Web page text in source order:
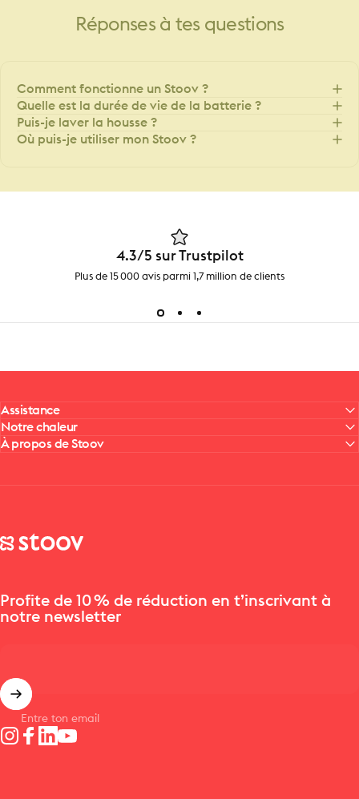
Réponses à tes questions
Comment fonctionne un Stoov ?
Quelle est la durée de vie de la batterie ?
Puis-je laver la housse ?
Où puis-je utiliser mon Stoov ?
4.3/5 sur Trustpilot
Plus de 15 000 avis parmi 1,7 million de clients
Assistance
Notre chaleur
À propos de Stoov
Stoov® | Cordless Heated Cushions & Blankets
Profite de 10 % de réduction en t’inscrivant à
notre newsletter
Entre ton email